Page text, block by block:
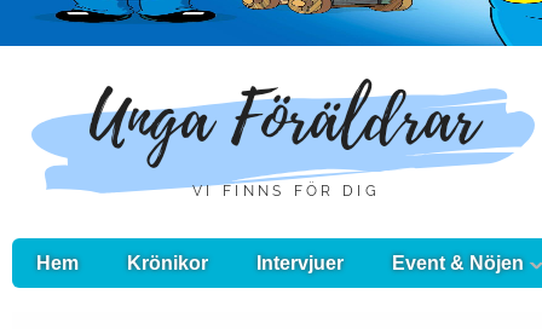
Hem Krönikor Intervjuer Event & Nöjen